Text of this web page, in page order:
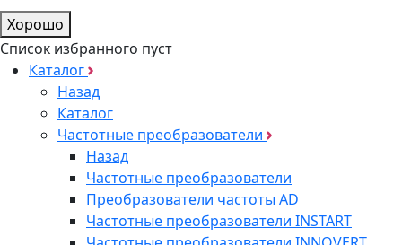
Хорошо
Список избранного пуст
Каталог
Назад
Каталог
Частотные преобразователи
Назад
Частотные преобразователи
Преобразователи частоты AD
Частотные преобразователи INSTART